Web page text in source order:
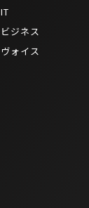
IT
ビジネス
ヴォイス